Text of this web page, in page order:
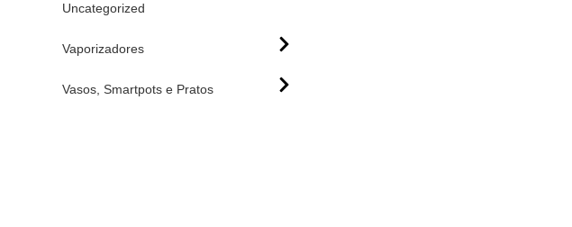
Uncategorized
Vaporizadores
Vasos, Smartpots e Pratos